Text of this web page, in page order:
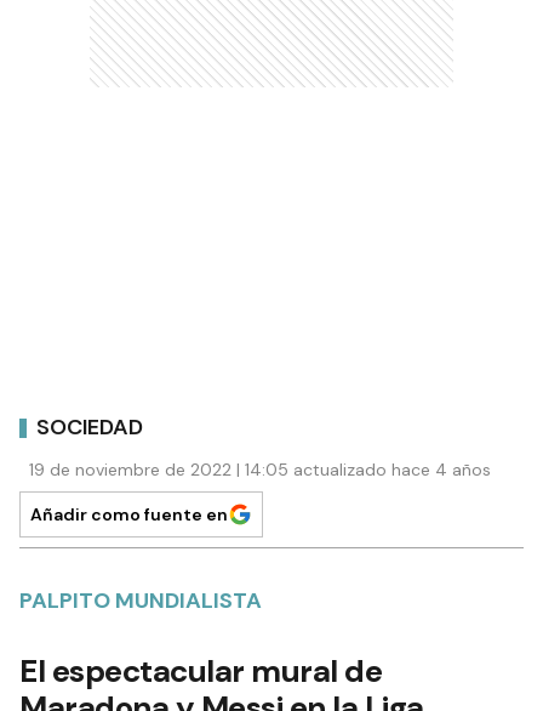
SOCIEDAD
19 de noviembre de 2022 | 14:05 actualizado hace 4 años
Añadir como fuente en
PALPITO MUNDIALISTA
El espectacular mural de